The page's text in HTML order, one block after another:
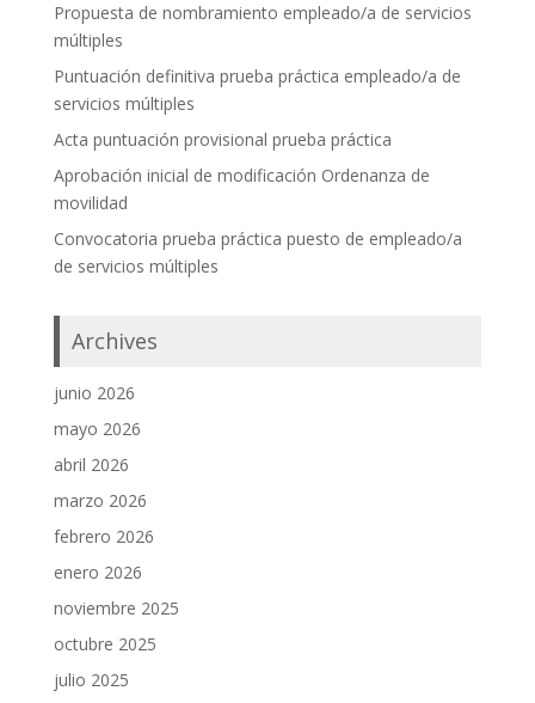
Propuesta de nombramiento empleado/a de servicios
múltiples
Puntuación definitiva prueba práctica empleado/a de
servicios múltiples
Acta puntuación provisional prueba práctica
Aprobación inicial de modificación Ordenanza de
movilidad
Convocatoria prueba práctica puesto de empleado/a
de servicios múltiples
Archives
junio 2026
mayo 2026
abril 2026
marzo 2026
febrero 2026
enero 2026
noviembre 2025
octubre 2025
julio 2025